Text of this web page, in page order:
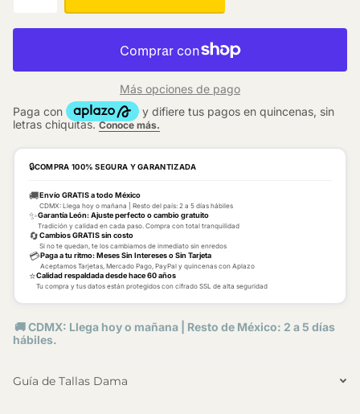
Más opciones de pago
🔒COMPRA 100% SEGURA Y GARANTIZADA
🚚Envío GRATIS a todo México
CDMX: Llega hoy o mañana | Resto del país: 2 a 5 días hábiles
✨Garantía León: Ajuste perfecto o cambio gratuito
Tradición y calidad en cada paso. Compra con total tranquilidad
🔄Cambios GRATIS sin costo
Si no te quedan, te los cambiamos de inmediato sin enredos
💳Paga a tu ritmo: Meses Sin Intereses o Sin Tarjeta
Aceptamos Tarjetas, Mercado Pago, PayPal y quincenas con Aplazo
⭐Calidad respaldada desde hace 60 años
Tu compra y tus datos están protegidos con cifrado SSL de alta seguridad
🚚 CDMX: Llega hoy o mañana | Resto de México: 2 a 5 días
hábiles.
Guía de Tallas Dama